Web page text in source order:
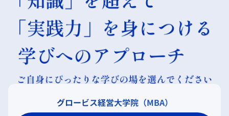
グロービス経営大学院（MBA）